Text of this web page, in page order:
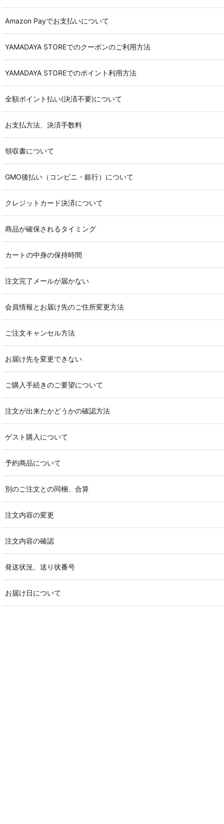
Amazon Payでお支払いについて
YAMADAYA STOREでのクーポンのご利用方法
YAMADAYA STOREでのポイント利用方法
全額ポイント払い(決済不要)について
お支払方法、決済手数料
領収書について
GMO後払い（コンビニ・銀行）について
クレジットカード決済について
商品が確保されるタイミング
カートの中身の保持時間
注文完了メールが届かない
会員情報とお届け先のご住所変更方法
ご注文キャンセル方法
お届け先を変更できない
ご購入手続きのご要望について
注文が出来たかどうかの確認方法
ゲスト購入について
予約商品について
別のご注文との同梱、合算
注文内容の変更
注文内容の確認
発送状況、送り状番号
お届け日について